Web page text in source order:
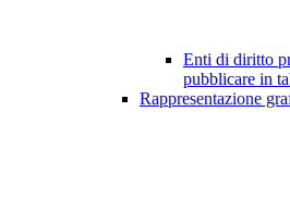
Enti di diritto
pubblicare in
Rappresentazione